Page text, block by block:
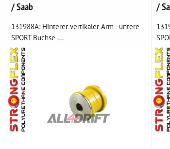
/ Saab
131988A: Hinterer vertikaler Arm - untere
SPORT Buchse -...
/